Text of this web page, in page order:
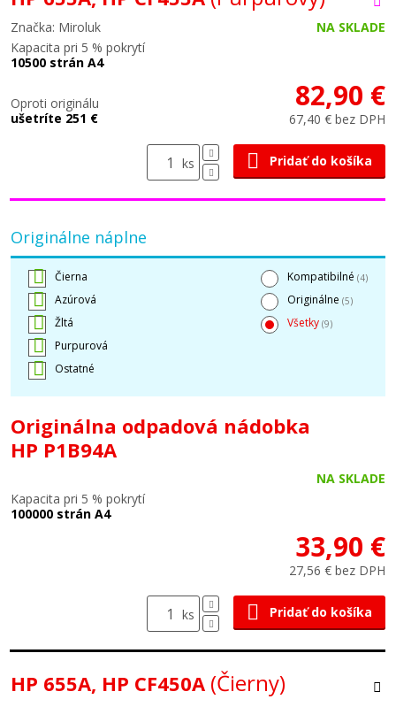
Značka: Miroluk
NA SKLADE
Kapacita pri 5 % pokrytí
10500 strán A4
Oproti originálu
ušetríte 251 €
82,90 €
67,40 € bez DPH
ks Pridať do košíka
Originálne náplne
Čierna
Azúrová
Žltá
Purpurová
Ostatné
Kompatibilné (4)
Originálne (5)
Všetky (9)
Originálna odpadová nádobka
HP P1B94A
NA SKLADE
Kapacita pri 5 % pokrytí
100000 strán A4
33,90 €
27,56 € bez DPH
ks Pridať do košíka
HP 655A, HP CF450A (Čierny)